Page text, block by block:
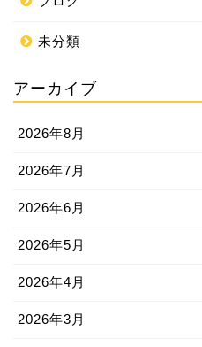
未分類
アーカイブ
2026年8月
2026年7月
2026年6月
2026年5月
2026年4月
2026年3月